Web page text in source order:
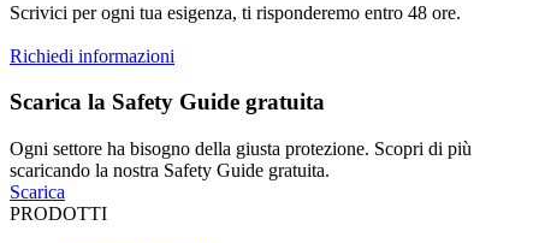
Scrivici per ogni tua esigenza, ti risponderemo entro 48 ore.
Richiedi informazioni
Scarica la Safety Guide gratuita
Ogni settore ha bisogno della giusta protezione. Scopri di più
scaricando la nostra Safety Guide gratuita.
Scarica
PRODOTTI